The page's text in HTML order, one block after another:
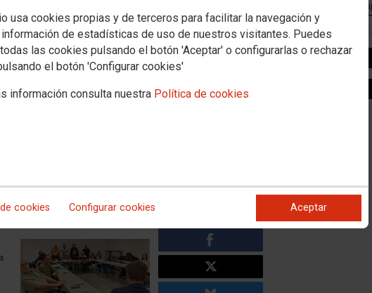
usa cookies propias y de terceros para facilitar la navegación y
de estadísticas de uso de nuestros visitantes. Puedes
las cookies pulsando el botón 'Aceptar' o configurarlas o rechazar
el botón 'Configurar cookies'
información consulta nuestra Política de cookies
cookies Configurar cookies Aceptar
Negociadora del II
Sector Funerario Privado
vuelve a sentar a la patronal para iniciar un nuevo proceso de
las condiciones laborales y económicas de las
FACEBOOK